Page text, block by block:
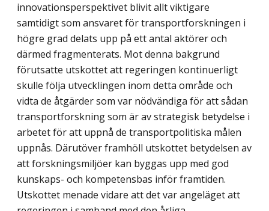
innovationsperspektivet blivit allt viktigare
samtidigt som ansvaret för transportforskningen i
högre grad delats upp på ett antal aktörer och
därmed fragmenterats. Mot denna bakgrund
förutsatte utskottet att regeringen kontinuerligt
skulle följa utvecklingen inom detta område och
vidta de åtgärder som var nödvändiga för att sådan
transportforskning som är av strategisk betydelse i
arbetet för att uppnå de transportpolitiska målen
uppnås. Därutöver framhöll utskottet betydelsen av
att forskningsmiljöer kan byggas upp med god
kunskaps- och kompetensbas inför framtiden.
Utskottet menade vidare att det var angeläget att